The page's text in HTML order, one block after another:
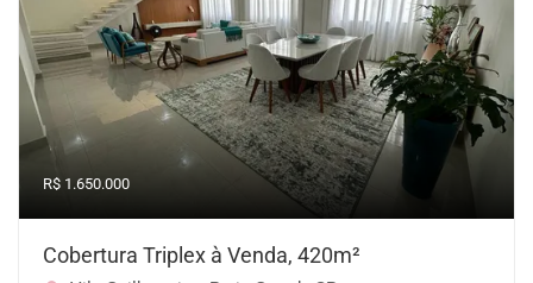
R$ 1.650.000
Cobertura Triplex à Venda, 420m²